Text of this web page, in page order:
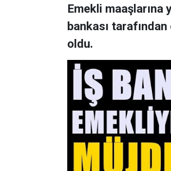
Emekli maaşlarına
bankası
oldu.